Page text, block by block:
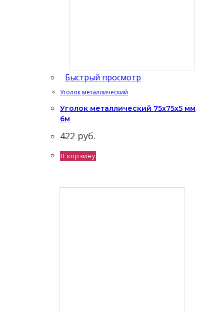
Быстрый просмотр
Уголок металлический
Уголок металлический 75x75x5 мм
6м
422 руб.
В корзину